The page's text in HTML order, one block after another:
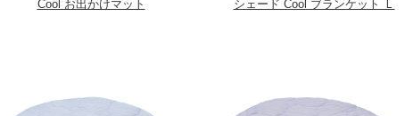
Cool お出かけマット
シェード Cool ブランケット Ｌ